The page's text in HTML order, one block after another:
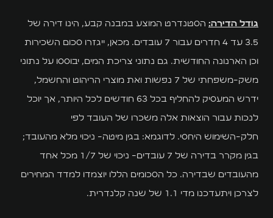
גודל הדירה: הסטנדרט המוצע במבנה קבע, הינו דירה של
3.5 עד 4 חדרים עבור 7 עובדים. מכאן, ייגזרו סכום השכירות
וכן הארנונה החודשית. גם נתוני צריכת המים, יבוססו על נתוני
משק-משפחתי של 7 נפשות ואת מוצרי הריהוט והחשמל,
ידרש המעסיק להחליף בכל 63 חודשים לכל היותר, אך יוכל
לנכות עבור הוצאות אלה משכרו של העובד לפי
חלק-השימוש היחסי. לדוגמא: בגין מיטה- ניכוי מלא מהעובד;
בגין מקרר בדירה של 7 עובדים- ניכוי של 1/7 מכל אחד
מהעובדים שבדירה. כל הסכומים הללו יוצמדו למדד המחירים
לצרכן ויתעדכנו מדי 1.1 של שנה קלנדרית.